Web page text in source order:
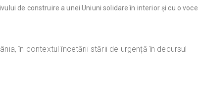
de construire a unei Uniuni solidare în interior și cu o voce
în contextul încetării stării de urgență în decursul